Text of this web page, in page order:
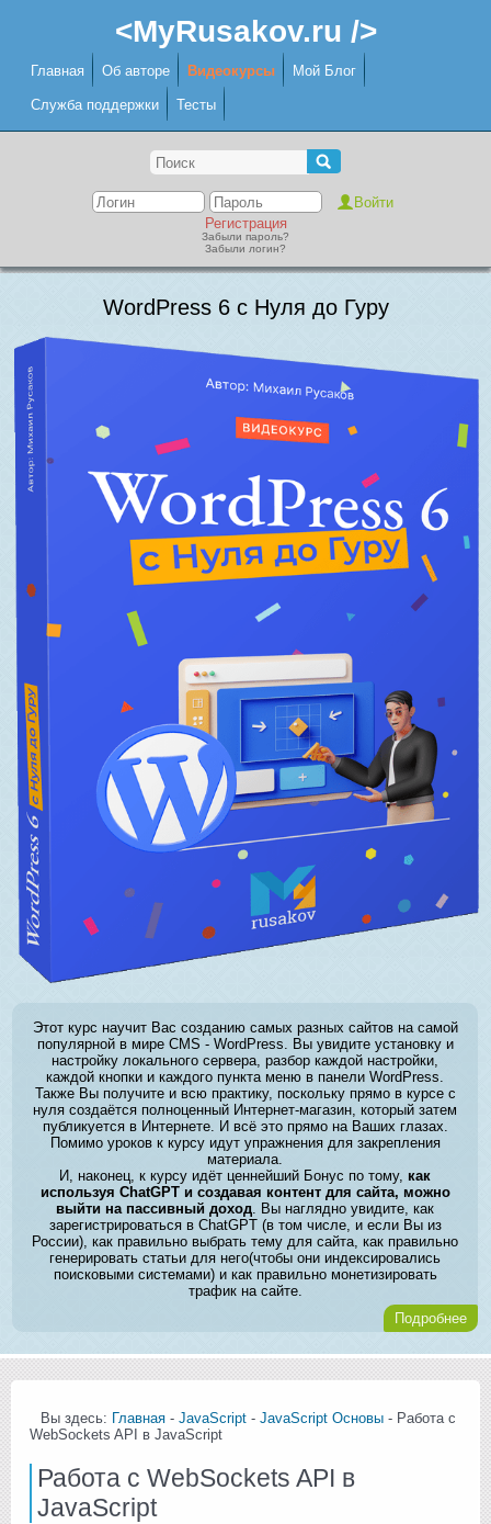
<MyRusakov.ru />
Главная Об авторе Видеокурсы Мой Блог
Служба поддержки Тесты
Регистрация
Забыли пароль?
Забыли логин?
WordPress 6 с Нуля до Гуру
Этот курс научит Вас созданию самых разных сайтов на самой
популярной в мире CMS - WordPress. Вы увидите установку и
настройку локального сервера, разбор каждой настройки,
каждой кнопки и каждого пункта меню в панели WordPress.
Также Вы получите и всю практику, поскольку прямо в курсе с
нуля создаётся полноценный Интернет-магазин, который затем
публикуется в Интернете. И всё это прямо на Ваших глазах.
Помимо уроков к курсу идут упражнения для закрепления
материала.
И, наконец, к курсу идёт ценнейший Бонус по тому,как
используя ChatGPT и создавая контент для сайта, можно
выйти на пассивный доход. Вы наглядно увидите, как
зарегистрироваться в ChatGPT (в том числе, и если Вы из
России), как правильно выбрать тему для сайта, как правильно
генерировать статьи для него(чтобы они индексировались
поисковыми системами) и как правильно монетизировать
трафик на сайте.
Подробнее
Вы здесь: Главная - JavaScript - JavaScript Основы - Работа с
WebSockets API в JavaScript
Работа с WebSockets API в
JavaScript